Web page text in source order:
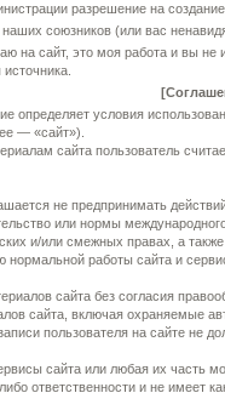
разрешение на
союзников (или вас
на сайт, это моя работа и вы не
определяет условия
— «сайт»).
сайта пользователь
не предпринимать
или нормы
и/или смежных правах, а
нормальной работы сайта и
сайта без согласия
сайта, включая охраняемые
пользователя на сайте не
сайта или любая их часть
ответственности и не имеет